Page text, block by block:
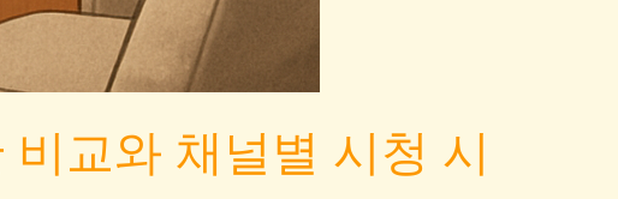
교와 채널별 시청 시